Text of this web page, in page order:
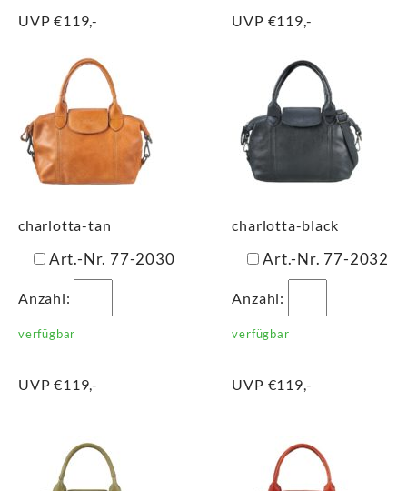
UVP €119,- UVP €119,-
charlotta-tan
Art.-Nr. 77-2030
Anzahl:
verfügbar
UVP €119,-
charlotta-black
Art.-Nr. 77-2032
Anzahl:
verfügbar
UVP €119,-